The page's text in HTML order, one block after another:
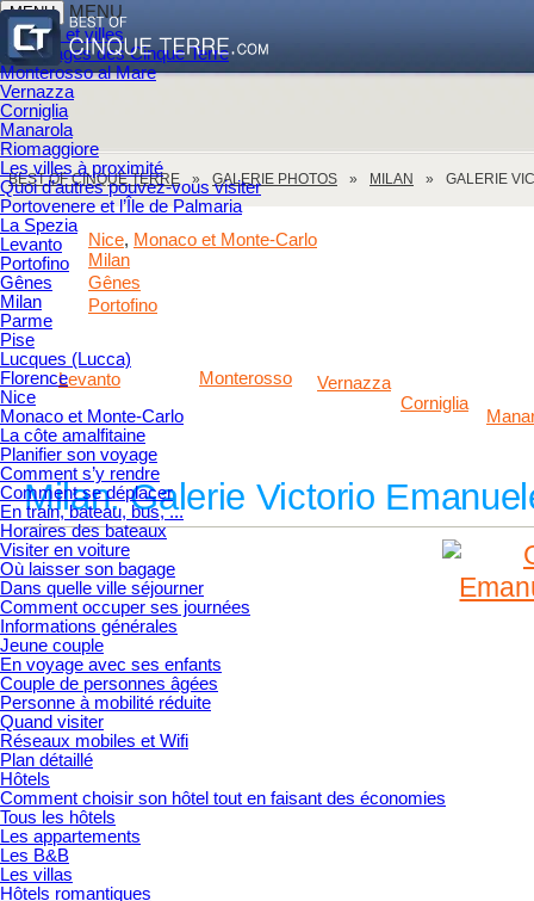
MENU
MENU
Villages et villes
Les villages des Cinque Terre
Monterosso al Mare
Vernazza
Corniglia
Manarola
Riomaggiore
Les villes à proximité
Quoi d’autres pouvez-vous visiter
Portovenere et l’Île de Palmaria
La Spezia
Levanto
Portofino
Gênes
Milan
Parme
Pise
Lucques (Lucca)
Florence
Nice
Monaco et Monte-Carlo
La côte amalfitaine
Planifier son voyage
Comment s’y rendre
Comment se déplacer
En train, bateau, bus, ...
Horaires des bateaux
Visiter en voiture
Où laisser son bagage
Dans quelle ville séjourner
Comment occuper ses journées
Informations générales
Jeune couple
En voyage avec ses enfants
Couple de personnes âgées
Personne à mobilité réduite
Quand visiter
Réseaux mobiles et Wifi
Plan détaillé
Hôtels
Comment choisir son hôtel tout en faisant des économies
Tous les hôtels
Les appartements
Les B&B
Les villas
Hôtels romantiques
BEST OF CINQUE TERRE GALERIE PHOTOS MILAN GALERIE
Levanto Monterosso
Vernazza
Corniglia
Gênes
Milan
Nice, Monaco et Monte-Carlo
Portofino
Milan. Galerie Victorio